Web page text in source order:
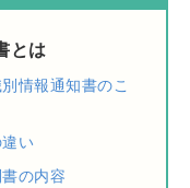
とは
情報通知書のこ
い
の内容